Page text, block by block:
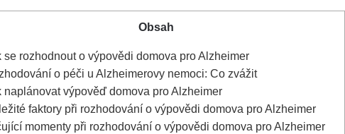
Obsah
se rozhodnout o výpovědi domova pro Alzheimer
o péči u Alzheimerovy nemoci: Co zvážit
naplánovat výpověď domova pro Alzheimer
faktory při rozhodování o výpovědi domova pro Alzheimer
momenty při rozhodování o výpovědi domova pro Alzheimer